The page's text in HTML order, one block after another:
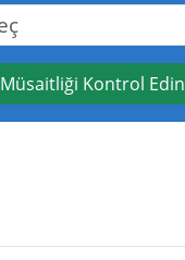
Müsaitliği Kontrol Edin